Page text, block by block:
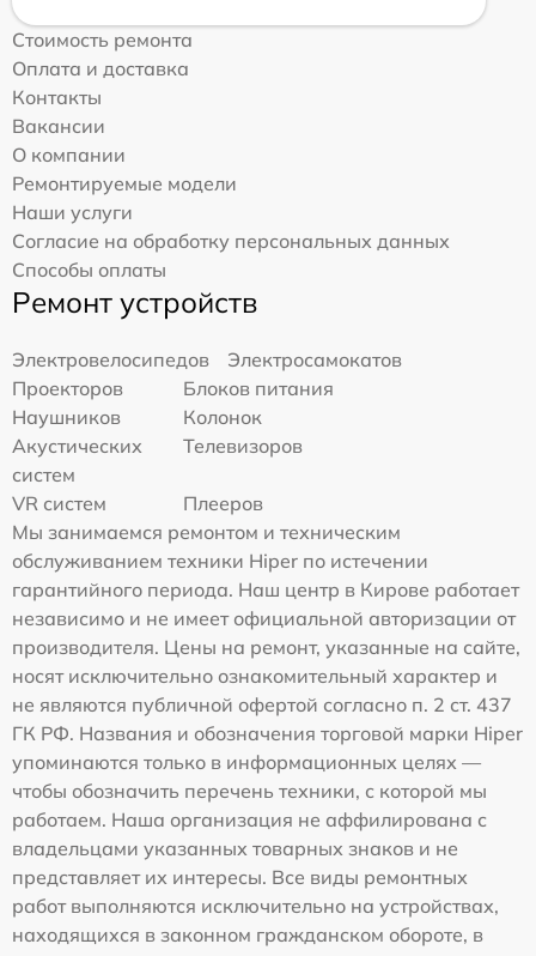
Стоимость ремонта
Оплата и доставка
Контакты
Вакансии
О компании
Ремонтируемые модели
Наши услуги
Согласие на обработку персональных данных
Способы оплаты
Ремонт устройств
Электровелосипедов
Электросамокатов
Проекторов
Блоков питания
Наушников
Колонок
Акустических
систем
Телевизоров
VR систем
Плееров
Мы занимаемся ремонтом и техническим
обслуживанием техники Hiper по истечении
гарантийного периода. Наш центр в Кирове работает
независимо и не имеет официальной авторизации от
производителя. Цены на ремонт, указанные на сайте,
носят исключительно ознакомительный характер и
не являются публичной офертой согласно п. 2 ст. 437
ГК РФ. Названия и обозначения торговой марки Hiper
упоминаются только в информационных целях —
чтобы обозначить перечень техники, с которой мы
работаем. Наша организация не аффилирована с
владельцами указанных товарных знаков и не
представляет их интересы. Все виды ремонтных
работ выполняются исключительно на устройствах,
находящихся в законном гражданском обороте, в